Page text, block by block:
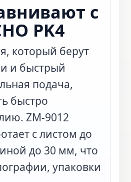
с
PK4
который берут
и быстрый
подача,
быстро
ZM-9012
с листом до
до 30 мм, что
упаковки